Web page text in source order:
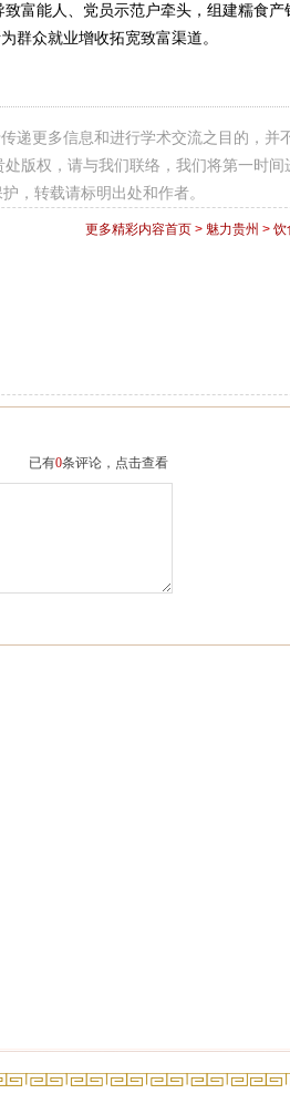
富能人、党员示范户牵头，组建糯食产
群众就业增收拓宽致富渠道。
递更多信息和进行学术交流之目的，并
版权，请与我们联络，我们将第一时间
，转载请标明出处和作者。
更多精彩内容首页 > 魅力贵州 > 饮
已有0条评论，点击查看